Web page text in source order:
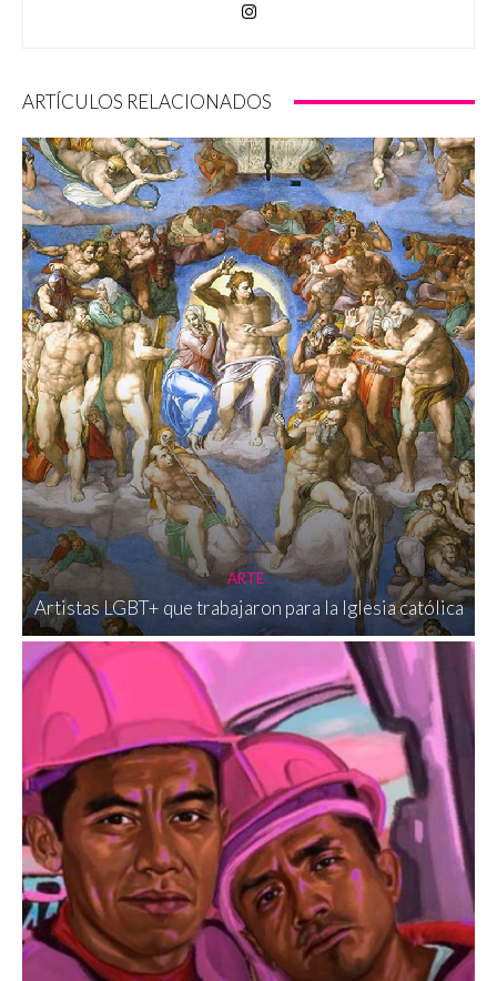
ARTÍCULOS RELACIONADOS
ARTE
Artistas LGBT+ que trabajaron para la Iglesia católica